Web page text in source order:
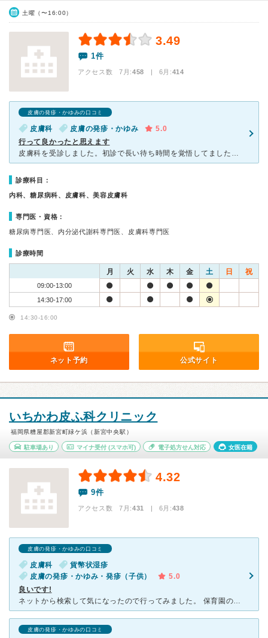
土曜（〜16:00）
3.49
1件
アクセス数 7月:458 | 6月:414
皮膚の発疹・かゆみの口コミ
皮膚科 皮膚の発疹・かゆみ
5.0
行って良かったと思えます
皮膚科を受診しました。初診で長い待ち時間を覚悟してましたが、web予約で短く済みました。 診察は丁寧に患部を診てくださり、話しもよく聞いて頂けます。不安も払拭出来て安心しました。 皮膚科はステキな
診療科目：
内科、糖尿病科、皮膚科、美容皮膚科
専門医・資格：
糖尿病専門医、内分泌代謝科専門医、皮膚科専門医
診療時間
月 火 水 木 金 土 日 祝
09:00-13:00
14:30-17:00
14:30-16:00
ネット予約 公式サイト
いちかわ皮ふ科クリニック
福岡県糟屋郡新宮町緑ケ浜（新宮中央駅）
駐車場あり マイナ受付(スマホ可) 電子処方せん対応 女医在籍
4.32
9件
アクセス数 7月:431 | 6月:438
皮膚の発疹・かゆみの口コミ
皮膚科
貨幣状湿疹
皮膚の発疹・かゆみ・発疹（子供）
5.0
良いです!
ネットから検索して気になったので行ってみました。 保育園の園長先生もオススメしていたので、信頼できる病院だと思います。 他の皮膚科や小児科でいただいた薬では全く効果がなく、キリが無いと思ったのでこ
皮膚の発疹・かゆみの口コミ